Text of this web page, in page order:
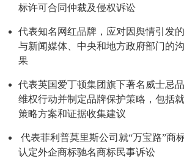
标许可合同仲裁及侵权诉讼
代表知名网红品牌，应对因舆情引发
与新闻媒体、中央和地方政府部门的
果
代表英国爱丁顿集团旗下著名威士忌
维权行动并制定品牌保护策略，包括
策略方案和证据收集建议
代表菲利普莫里斯公司就“万宝路”商
认定外企商标驰名商标民事诉讼